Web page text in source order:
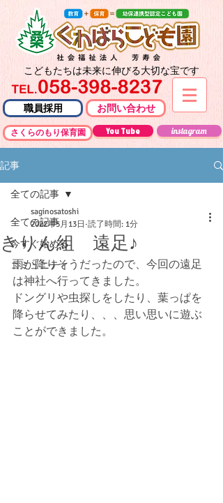
こどもたちは未来に伸びる大切な宝です
職員採用 お問い合わせ
さくらのもり保育園 You Tube instagram
記事
全ての記事
今すぐ始める
コミュニティ
全ての記事
きりん組 遠足♪
saginosatoshi
2022年5月13日 読了時間: 1分
雨が降りそうだったので、今回の遠足
は神社へ行ってきました。
ドングリや虫探しをしたり、葉っぱを
降らせてみたり、、、思い思いに遊ぶ
ことができました。